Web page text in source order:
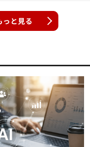
っと見る